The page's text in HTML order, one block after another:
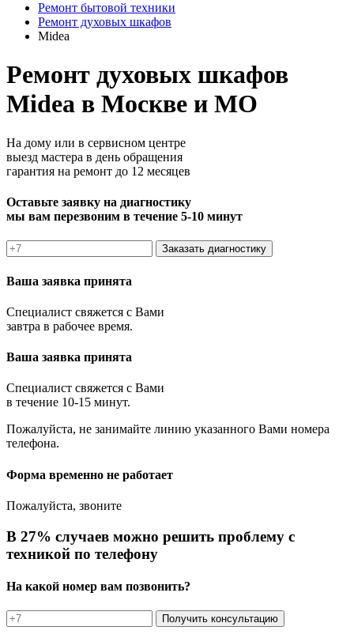
Ремонт бытовой техники
Ремонт духовых шкафов
Midea
Ремонт духовых шкафов
Midea в Москве и МО
На дому или в сервисном центре
выезд мастера в день обращения
гарантия на ремонт до 12 месяцев
Оставьте заявку на диагностику
мы вам перезвоним в течение 5-10 минут
Заказать диагностику
Ваша заявка принята
Специалист свяжется с Вами
завтра в рабочее время.
Ваша заявка принята
Специалист свяжется с Вами
в течение 10-15 минут.
Пожалуйста, не занимайте линию указанного Вами номера
телефона.
Форма временно не работает
Пожалуйста, звоните
В 27% случаев можно решить проблему с
техникой по телефону
На какой номер вам позвонить?
Получить консультацию